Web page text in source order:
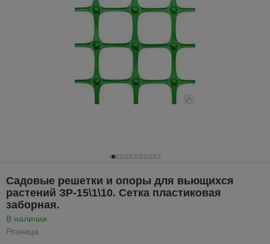
Садовые решетки и опоры для вьющихся
растений ЗР-15\1\10. Сетка пластиковая
заборная.
В наличии
Розница